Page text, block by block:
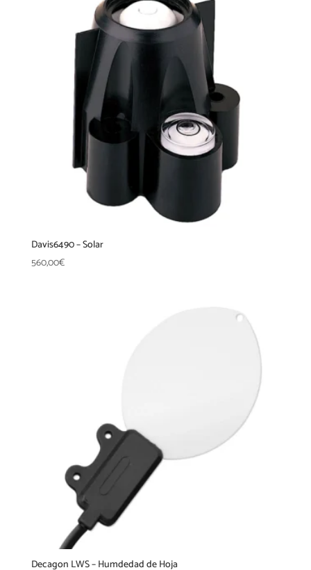
Davis6490 – Solar
560,00€
Decagon LWS – Humdedad de Hoja